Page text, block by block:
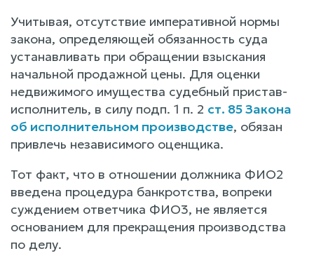
Учитывая, отсутствие императивной нормы
закона, определяющей обязанность суда
устанавливать при обращении взыскания
начальной продажной цены. Для оценки
недвижимого имущества судебный пристав-
исполнитель, в силу подп. 1 п. 2 ст. 85 Закона
об исполнительном производстве, обязан
привлечь независимого оценщика.
Тот факт, что в отношении должника ФИО2
введена процедура банкротства, вопреки
суждением ответчика ФИО3, не является
основанием для прекращения производства
по делу.